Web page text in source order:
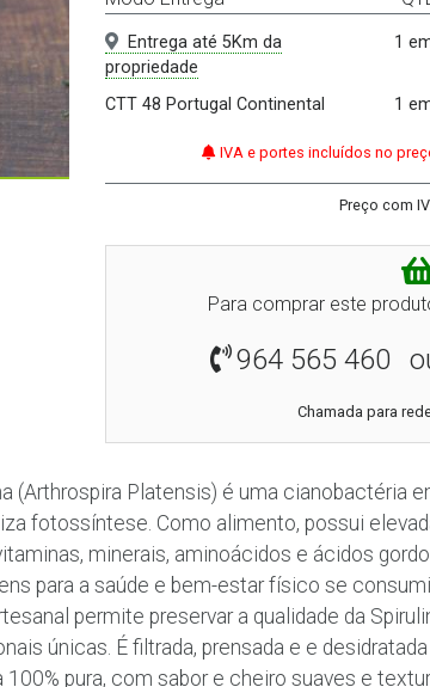
Entrega até 5Km da
propriedade
1
CTT 48 Portugal Continental 1
IVA e portes incluídos no
Preço com
Para comprar este
964 565 460
Chamada para
(Arthrospira Platensis) é uma cianobactéria
fotossíntese. Como alimento, possui
minerais, aminoácidos e ácidos
para a saúde e bem-estar físico se
permite preservar a qualidade da
únicas. É filtrada, prensada e e
pura, com sabor e cheiro suaves e